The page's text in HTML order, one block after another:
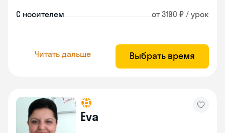
С носителем от 3190 ₽ / урок
Читать дальше Выбрать время
Eva